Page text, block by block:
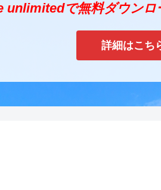
unlimitedで無料ダウンロ
詳細はこち